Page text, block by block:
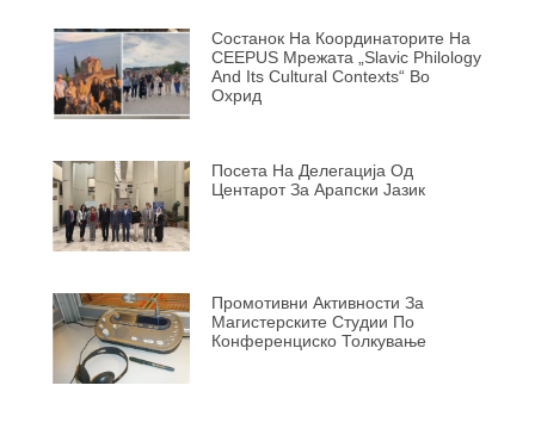
Состанок На Координаторите На
CEEPUS Мрежата „Slavic Philology
And Its Cultural Contexts“ Во
Охрид
Посета На Делегација Од
Центарот За Арапски Јазик
Промотивни Активности За
Магистерските Студии По
Конференциско Толкување